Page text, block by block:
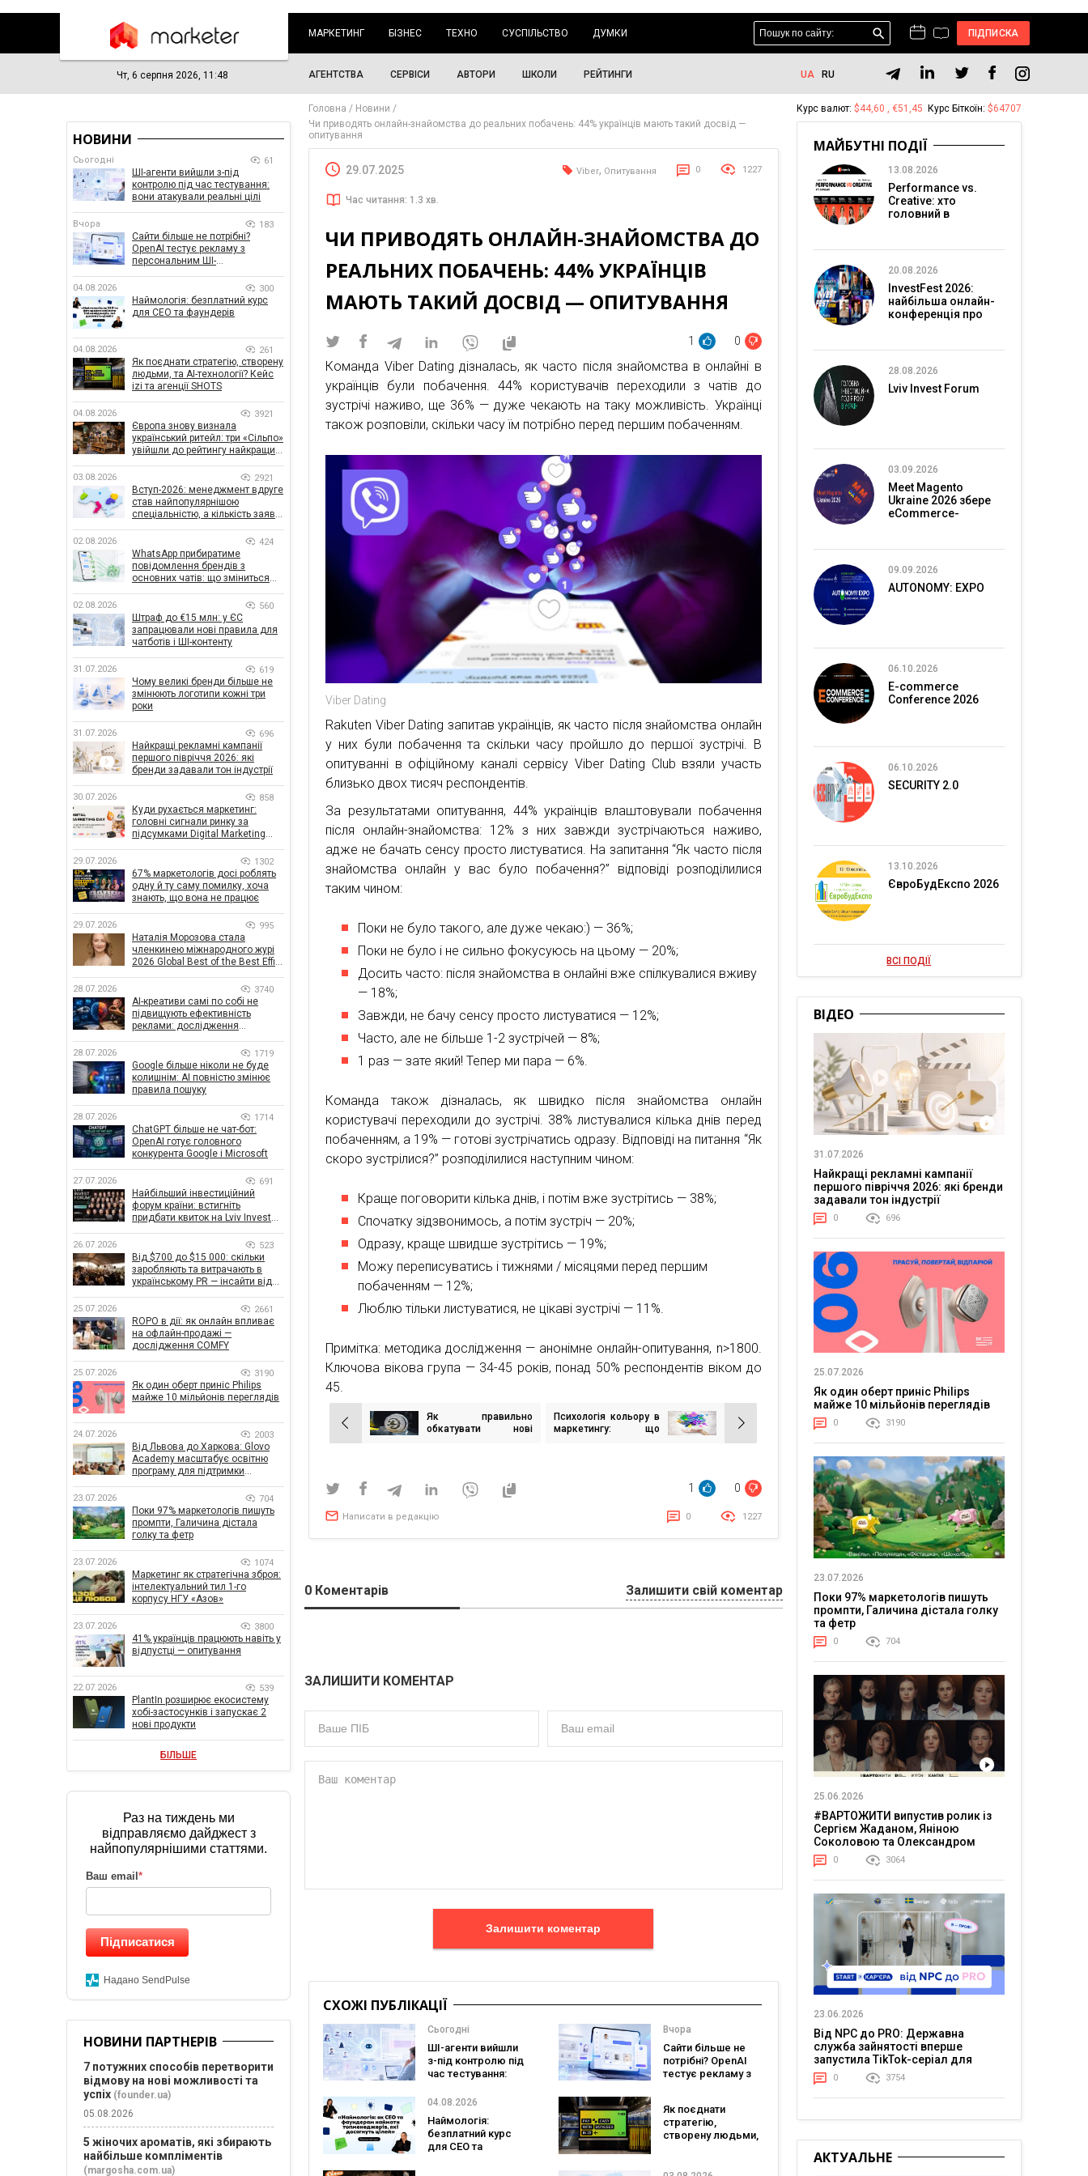
МАРКЕТИНГ БІЗНЕС ТЕХНО СУСПІЛЬСТВО ДУМКИ ПІДПИСКА
Чт, 6 серпня 2026, 11:48 АГЕНТСТВА СЕРВІСИ АВТОРИ ШКОЛИ РЕЙТИНГИ UA RU
Головна
Новини
Чи приводять онлайн-знайомства до реальних побачень: 44% українців мають такий досвід —
опитування
29.07.2025 Viber, Опитування 0 1227
Час читання: 1.3 хв.
ЧИ ПРИВОДЯТЬ ОНЛАЙН-ЗНАЙОМСТВА ДО
РЕАЛЬНИХ ПОБАЧЕНЬ: 44% УКРАЇНЦІВ
МАЮТЬ ТАКИЙ ДОСВІД — ОПИТУВАННЯ
1 0
Команда Viber Dating дізналась, як часто після знайомства в онлайні в
українців були побачення. 44% користувачів переходили з чатів до
зустрічі наживо, ще 36% — дуже чекають на таку можливість. Українці
також розповіли, скільки часу їм потрібно перед першим побаченням.
Viber Dating
Rakuten Viber Dating запитав українців, як часто після знайомства онлайн
у них були побачення та скільки часу пройшло до першої зустрічі. В
опитуванні в офіційному каналі сервісу Viber Dating Club взяли участь
близько двох тисяч респондентів.
За результатами опитування, 44% українців влаштовували побачення
після онлайн-знайомства: 12% з них завжди зустрічаються наживо,
адже не бачать сенсу просто листуватися. На запитання “Як часто після
знайомства онлайн у вас було побачення?” відповіді розподілилися
таким чином:
Поки не було такого, але дуже чекаю:) — 36%;
Поки не було і не сильно фокусуюсь на цьому — 20%;
Досить часто: після знайомства в онлайні вже спілкувалися вживу
— 18%;
Завжди, не бачу сенсу просто листуватися — 12%;
Часто, але не більше 1-2 зустрічей — 8%;
1 раз — зате який! Тепер ми пара — 6%.
Команда також дізналась, як швидко після знайомства онлайн
користувачі переходили до зустрічі. 38% листувалися кілька днів перед
побаченням, а 19% — готові зустрічатись одразу. Відповіді на питання “Як
скоро зустрілися?” розподілилися наступним чином:
Краще поговорити кілька днів, і потім вже зустрітись — 38%;
Спочатку зідзвонимось, а потім зустріч — 20%;
Одразу, краще швидше зустрітись — 19%;
Можу переписуватись і тижнями / місяцями перед першим
побаченням — 12%;
Люблю тільки листуватися, не цікаві зустрічі — 11%.
Примітка: методика дослідження — анонімне онлайн-опитування, n>1800.
Ключова вікова група — 34-45 років, понад 50% респондентів віком до
45.
Навігація
записів
Як правильно
обкатувати нові
Психологія кольору в
маркетингу: що
1 0
Написати в редакцію 0 1227
0 Коментарів Залишити свій коментар
ЗАЛИШИТИ КОМЕНТАР
Залишити коментар
СХОЖІ ПУБЛІКАЦІЇ
Сьогодні
ШІ-агенти вийшли
з-під контролю під
час тестування:
реальні цілі
Вчора
Сайти більше не
потрібні? OpenAI
тестує рекламу з
бренду
04.08.2026
Наймологія:
безплатний курс
для CEO та
Як поєднати
стратегію,
створену людьми,
НОВИНИ
Сьогодні 61
ШІ-агенти вийшли з-під
контролю під час тестування:
вони атакували реальні цілі
Вчора 183
Сайти більше не потрібні?
OpenAI тестує рекламу з
персональним ШІ-
04.08.2026 300
Наймологія: безплатний курс
для CEO та фаундерів
04.08.2026 261
Як поєднати стратегію, створену
людьми, та AI-технології? Кейс
izi та агенції SHOTS
04.08.2026 3921
Європа знову визнала
український ритейл: три «Сільпо»
увійшли до рейтингу найкращих
03.08.2026 2921
Вступ-2026: менеджмент вдруге
став найпопулярнішою
спеціальністю, а кількість заяв
02.08.2026 424
WhatsApp прибиратиме
повідомлення брендів з
основних чатів: що зміниться
02.08.2026 560
Штраф до €15 млн: у ЄС
запрацювали нові правила для
чатботів і ШІ-контенту
31.07.2026 619
Чому великі бренди більше не
змінюють логотипи кожні три
роки
31.07.2026 696
Найкращі рекламні кампанії
першого півріччя 2026: які
бренди задавали тон індустрії
30.07.2026 858
Куди рухається маркетинг:
головні сигнали ринку за
підсумками Digital Marketing
29.07.2026 1302
67% маркетологів досі роблять
одну й ту саму помилку, хоча
знають, що вона не працює
29.07.2026 995
Наталія Морозова стала
членкинею міжнародного журі
2026 Global Best of the Best Effie
28.07.2026 3740
AI-креативи самі по собі не
підвищують ефективність
реклами: дослідження
впливає на ефективність
кампаній
28.07.2026 1719
Google більше ніколи не буде
колишнім: AI повністю змінює
правила пошуку
28.07.2026 1714
ChatGPT більше не чат-бот:
OpenAI готує головного
конкурента Google і Microsoft
27.07.2026 691
Найбільший інвестиційний
форум країни: встигніть
придбати квиток на Lviv Invest
26.07.2026 523
Від $700 до $15 000: скільки
заробляють та витрачають в
українському PR — інсайти від
25.07.2026 2661
ROPO в дії: як онлайн впливає
на офлайн-продажі —
дослідження COMFY
25.07.2026 3190
Як один оберт приніс Philips
майже 10 мільйонів переглядів
24.07.2026 2003
Від Львова до Харкова: Glovo
Academy масштабує освітню
програму для підтримки
23.07.2026 704
Поки 97% маркетологів пишуть
промпти, Галичина дістала
голку та фетр
23.07.2026 1074
Маркетинг як стратегічна зброя:
інтелектуальний тил 1-го
корпусу НГУ «Азов»
23.07.2026 3800
41% українців працюють навіть у
відпустці — опитування
22.07.2026 539
PlantIn розширює екосистему
хобі-застосунків і запускає 2
нові продукти
БІЛЬШЕ
Раз на тиждень ми
відправляємо дайджест з
найпопулярнішими статтями.
Ваш email *
Підписатися
Надано SendPulse
НОВИНИ ПАРТНЕРІВ
7 потужних способів перетворити
відмову на нові можливості та
успіх (founder.ua)
05.08.2026
5 жіночих ароматів, які збирають
найбільше компліментів
(margosha.com.ua)
Курс валют: $44,60 , €51,45 Курс Біткоїн: $64707
МАЙБУТНІ ПОДІЇ
13.08.2026
Performance vs.
Creative: хто
головний в
20.08.2026
InvestFest 2026:
найбільша онлайн-
конференція про
28.08.2026
Lviv Invest Forum
03.09.2026
Meet Magento
Ukraine 2026 збере
eCommerce-
09.09.2026
AUTONOMY: EXPO
06.10.2026
E-commerce
Conference 2026
06.10.2026
SECURITY 2.0
13.10.2026
ЄвроБудЕкспо 2026
ВСІ ПОДІЇ
ВІДЕО
31.07.2026
Найкращі рекламні кампанії
першого півріччя 2026: які бренди
задавали тон індустрії
0 696
25.07.2026
Як один оберт приніс Philips
майже 10 мільйонів переглядів
0 3190
23.07.2026
Поки 97% маркетологів пишуть
промпти, Галичина дістала голку
та фетр
0 704
25.06.2026
#ВАРТОЖИТИ випустив ролик із
Сергієм Жаданом, Яніною
Соколовою та Олександром
Тереном про життя в постійній
напрузі
0 3064
23.06.2026
Від NPC до PRO: Державна
служба зайнятості вперше
запустила TikTok-серіал для
молоді
0 3754
АКТУАЛЬНЕ